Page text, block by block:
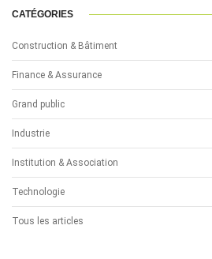
CATÉGORIES
Construction & Bâtiment
Finance & Assurance
Grand public
Industrie
Institution & Association
Technologie
Tous les articles